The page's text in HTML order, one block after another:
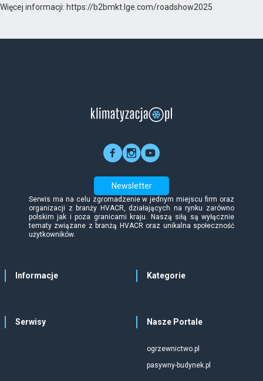
Więcej informacji: https://b2bmkt.lge.com/roadshow2025
Newsletter
Serwis ma na celu zgromadzenie w jednym miejscu firm oraz
organizacji z branży HVACR, działających na rynku zarówno
polskim jak i poza granicami kraju. Naszą siłą są wyłącznie
tematy związane z branżą HVACR oraz unikalna społeczność
użytkowników.
Informacje Kategorie
Serwisy Nasze Portale
ogrzewnictwo.pl
pasywny-budynek.pl